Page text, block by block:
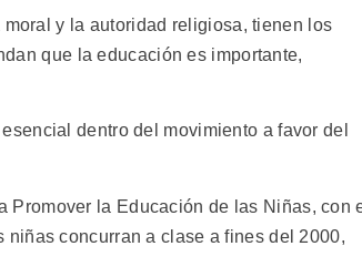
y la autoridad religiosa, tienen los
que la educación es importante,
dentro del movimiento a favor del
Promover la Educación de las Niñas, con
concurran a clase a fines del 2000,